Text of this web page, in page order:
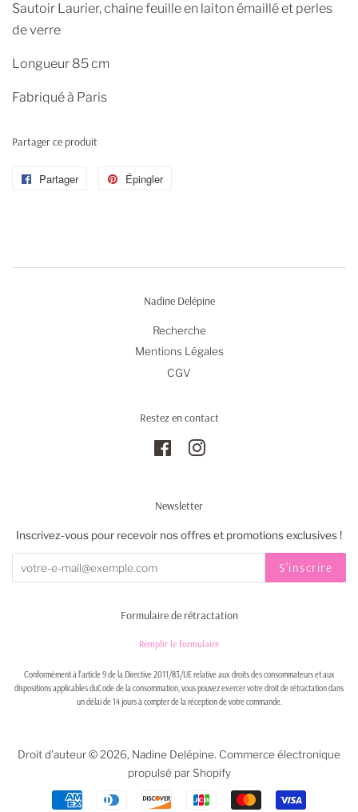
Sautoir Laurier, chaine feuille en laiton émaillé et perles
de verre
Longueur 85 cm
Fabriqué à Paris
Partager ce produit
Partager
Partager Épingler
Nadine Delépine
Recherche
Mentions Légales
CGV
Restez en contact
FacebookInstagram
Newsletter
Inscrivez-vous pour recevoir nos offres et promotions exclusives !
S'inscrire
Formulaire de rétractation
Remplir le formulaire
Conformément à l'article 9 de la Directive 2011/83/UE relative aux droits des consommateurs et aux
dispositions applicables duCode de la consommation, vous pouvez exercer votre droit de rétractation dans
un délai de 14 jours à compter de la réception de votre commande.
Droit d'auteur © 2026, Nadine Delépine. Commerce électronique
propulsé par Shopify
Icônes